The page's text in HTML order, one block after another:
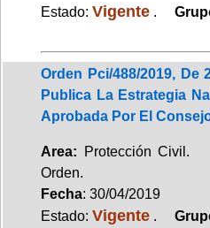
Estado: Vigente .
Orden Pci/488/2019, De
Publica La Estrategia
Aprobada Por El
Area: Protección Civil.
Orden.
Fecha: 30/04/2019
Estado: Vigente .